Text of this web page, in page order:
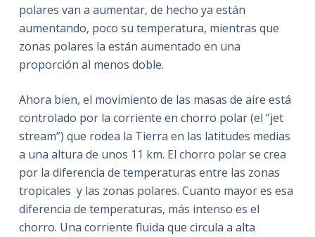
polares van a aumentar, de hecho ya están
aumentando, poco su temperatura, mientras que
zonas polares la están aumentado en una
proporción al menos doble.
Ahora bien, el movimiento de las masas de aire está
controlado por la corriente en chorro polar (el “jet
stream”) que rodea la Tierra en las latitudes medias
a una altura de unos 11 km. El chorro polar se crea
por la diferencia de temperaturas entre las zonas
tropicales y las zonas polares. Cuanto mayor es esa
diferencia de temperaturas, más intenso es el
chorro. Una corriente fluida que circula a alta